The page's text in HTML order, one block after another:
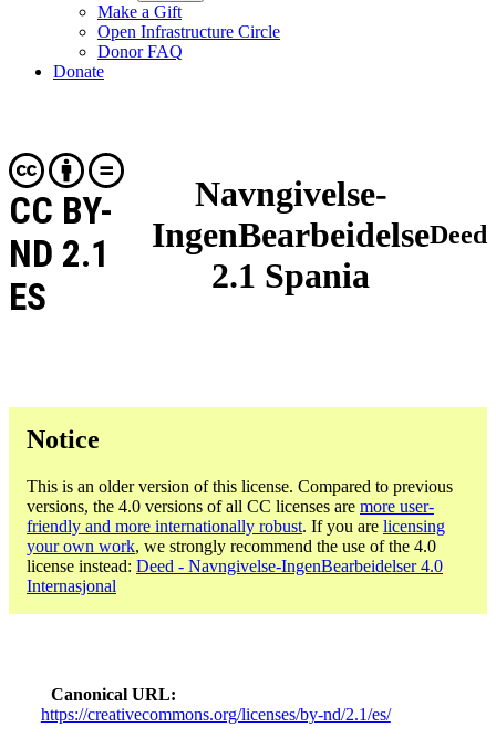
Make a Gift
Open Infrastructure Circle
Donor FAQ
Donate
Navngivelse-
IngenBearbeidelse
2.1 Spania
CC BY-
ND 2.1
ES
Deed
Notice
This is an older version of this license. Compared to previous
versions, the 4.0 versions of all CC licenses are more user-
friendly and more internationally robust. If you are licensing
your own work, we strongly recommend the use of the 4.0
license instead: Deed - Navngivelse-IngenBearbeidelser 4.0
Internasjonal
Canonical URL
https://creativecommons.org/licenses/by-nd/2.1/es/